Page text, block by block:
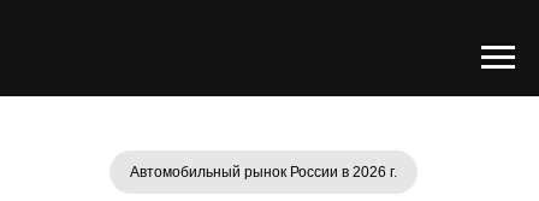
Автомобильный рынок России в 2026 г.